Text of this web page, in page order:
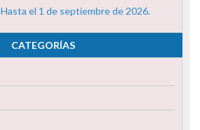
Hasta el 1 de septiembre de 2026.
CATEGORÍAS